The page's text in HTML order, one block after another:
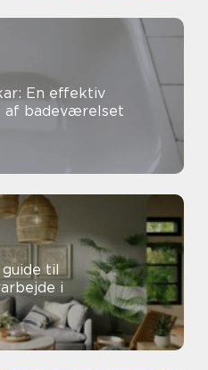
En effektiv
af badeværelset
guide til
i